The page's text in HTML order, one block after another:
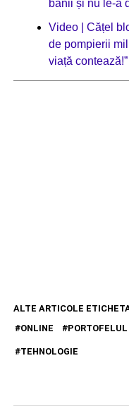
banii și nu le-a
Video | Cățel
de pompierii
viață contează!”
ALTE ARTICOLE
ONLINE
TEHNOLOGIE